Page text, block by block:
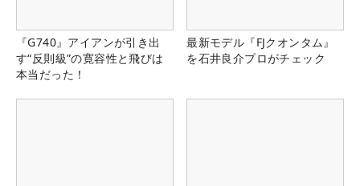
『G740』アイアンが引き出
す“反則級”の寛容性と飛びは
本当だった！
最新モデル『FJクオンタム』
を石井良介プロがチェック